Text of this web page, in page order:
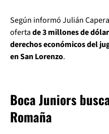
Según informó Julián
ofertade 3 millones de
derechos económicos del
en San Lorenzo.
Boca Juniors
Romaña